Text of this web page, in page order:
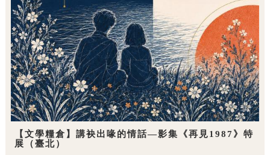
【文學糧倉】講袂出喙的情話—影集《再見1987》特
展（臺北）